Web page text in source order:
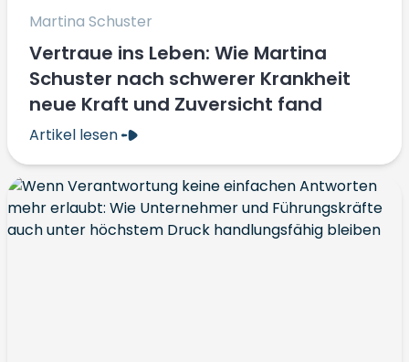
Martina Schuster
Vertraue ins Leben: Wie Martina
Schuster nach schwerer Krankheit
neue Kraft und Zuversicht fand
Artikel lesen